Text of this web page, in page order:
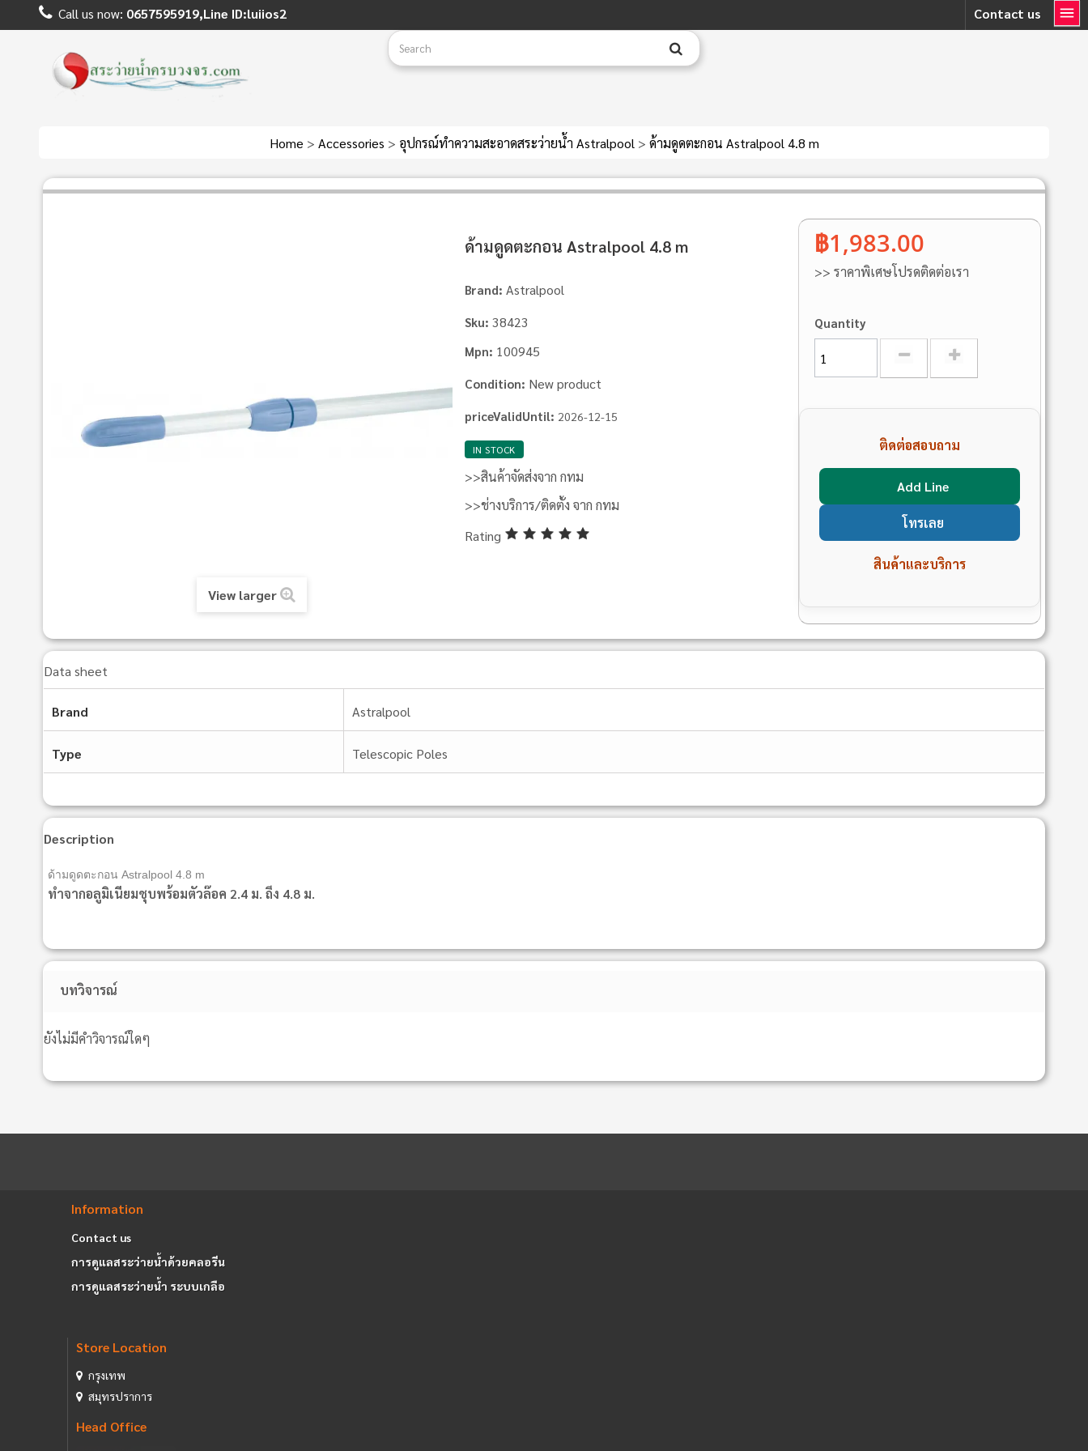
Contact us
Call us now: 0657595919,Line ID:luiios2
Home > Accessories > อุปกรณ์ทำความสะอาดสระว่ายน้ำ Astralpool > ด้ามดูดตะกอน Astralpool 4.8 m
View larger
ด้ามดูดตะกอน Astralpool 4.8 m
Brand: Astralpool
Sku: 38423
Mpn: 100945
Condition: New product
priceValidUntil: 2026-12-15
IN STOCK
>>สินค้าจัดส่งจาก กทม
>>ช่างบริการ/ติดตั้ง จาก กทม
Rating
฿1,983.00
>> ราคาพิเศษโปรดติดต่อเรา
Quantity
ติดต่อสอบถาม
Add Line
โทรเลย
สินค้าและบริการ
Data sheet
Brand Astralpool
Type Telescopic Poles
Description
ด้ามดูดตะกอน Astralpool 4.8 m
ทำจากอลูมิเนียมชุบพร้อมตัวล๊อค 2.4 ม. ถึง 4.8 ม.
บทวิจารณ์
ยังไม่มีคำวิจารณ์ใดๆ
Information
Contact us
การดูแลสระว่ายน้ำด้วยคลอรีน
การดูแลสระว่ายน้ำ ระบบเกลือ
Store Location
กรุงเทพ
สมุทรปราการ
Head Office